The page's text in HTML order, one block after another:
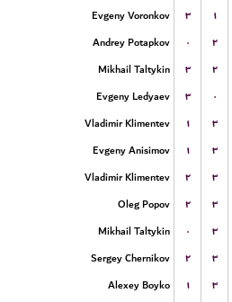
Evgeny Voronkov
۳ ۱
Andrey Potapkov
۰ ۲
Mikhail Taltykin
۳ ۲
Evgeny Ledyaev
۳ ۰
Vladimir Klimentev
۱ ۳
Evgeny Anisimov
۱ ۳
Vladimir Klimentev
۲ ۳
Oleg Popov
۲ ۳
Mikhail Taltykin
۰ ۳
Sergey Chernikov
۲ ۳
Alexey Boyko
۱ ۳